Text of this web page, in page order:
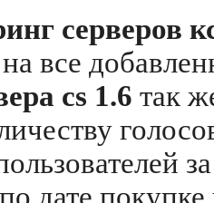
серверов
все
cs 1.6 так